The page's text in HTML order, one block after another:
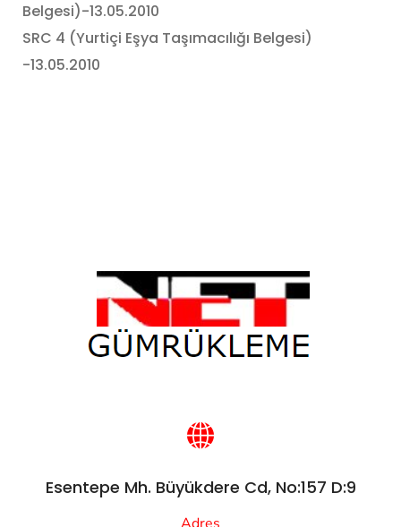
Belgesi)-13.05.2010
SRC 4 (Yurtiçi Eşya Taşımacılığı Belgesi)
-13.05.2010
Esentepe Mh. Büyükdere Cd, No:157 D:9